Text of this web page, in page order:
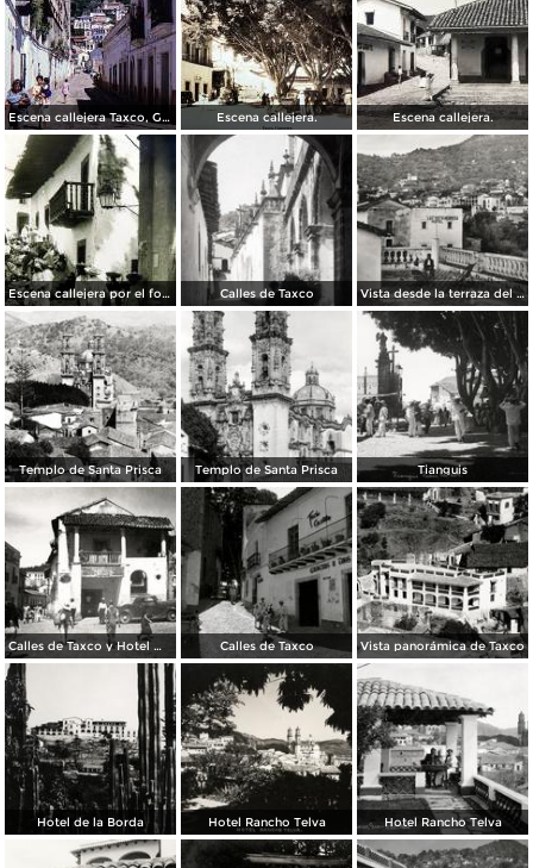
Escena callejera Taxco, Guerrero 1967. Escena callejera. Escena callejera.
Escena callejera por el fotografo Hugo Brehme. Calles de Taxco Vista desde la terraza del Hotel Taxqueño
Templo de Santa Prisca Templo de Santa Prisca Tianguis
Calles de Taxco y Hotel Meléndez (izq.) Calles de Taxco Vista panorámica de Taxco
Hotel de la Borda Hotel Rancho Telva Hotel Rancho Telva